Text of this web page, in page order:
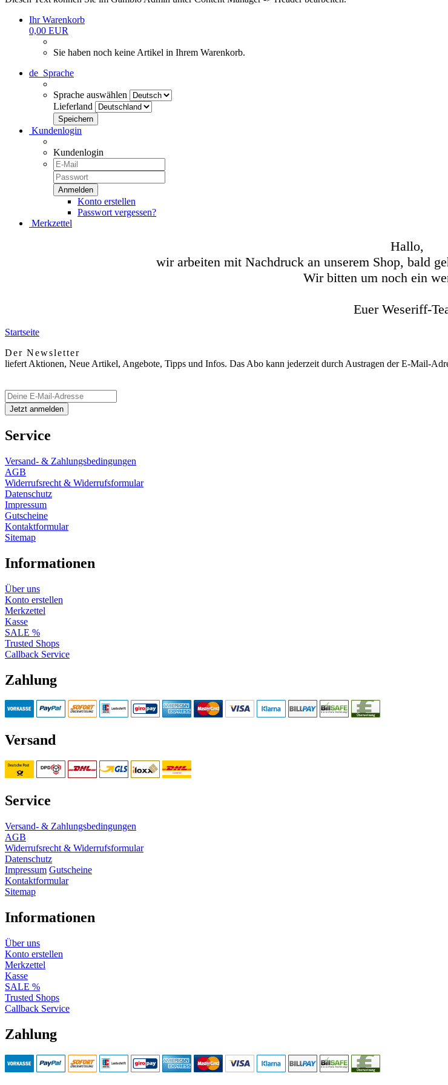
Ihr Warenkorb
0,00 EUR
Sie haben noch keine Artikel in Ihrem Warenkorb.
de Sprache
Sprache auswählen
Lieferland
Kundenlogin
Kundenlogin
Konto erstellen
Passwort vergessen?
Merkzettel
Hallo,
wir arbeiten mit Nachdruck an unserem Shop, bald
Wir bitten um noch ein
Euer Weseriff-
Startseite
Der Newsletter
liefert Aktionen, Neue Artikel, Angebote, Tipps und Infos. Das Abo kann jederzeit durch Austragen der E-Mail-
Service
Versand- & Zahlungsbedingungen
AGB
Widerrufsrecht & Widerrufsformular
Datenschutz
Impressum
Gutscheine
Kontaktformular
Sitemap
Informationen
Über uns
Konto erstellen
Merkzettel
Kasse
SALE %
Trusted Shops
Callback Service
Zahlung
Versand
Service
Versand- & Zahlungsbedingungen
AGB
Widerrufsrecht & Widerrufsformular
Datenschutz
Impressum Gutscheine
Kontaktformular
Sitemap
Informationen
Über uns
Konto erstellen
Merkzettel
Kasse
SALE %
Trusted Shops
Callback Service
Zahlung